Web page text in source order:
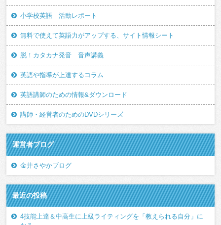
小学校英語 活動レポート
無料で使えて英語力がアップする、サイト情報シート
脱！カタカナ発音 音声講義
英語や指導が上達するコラム
英語講師のための情報&ダウンロード
講師・経営者のためのDVDシリーズ
運営者ブログ
金井さやかブログ
最近の投稿
4技能上達＆中高生に上級ライティングを「教えられる自分」に